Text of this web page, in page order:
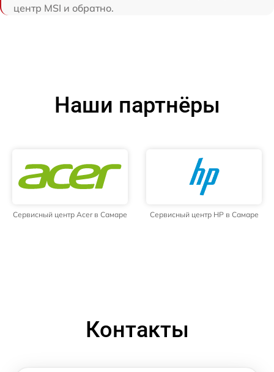
центр MSI и обратно.
Наши партнёры
Сервисный центр Acer в Самаре Сервисный центр HP в Самаре
Контакты